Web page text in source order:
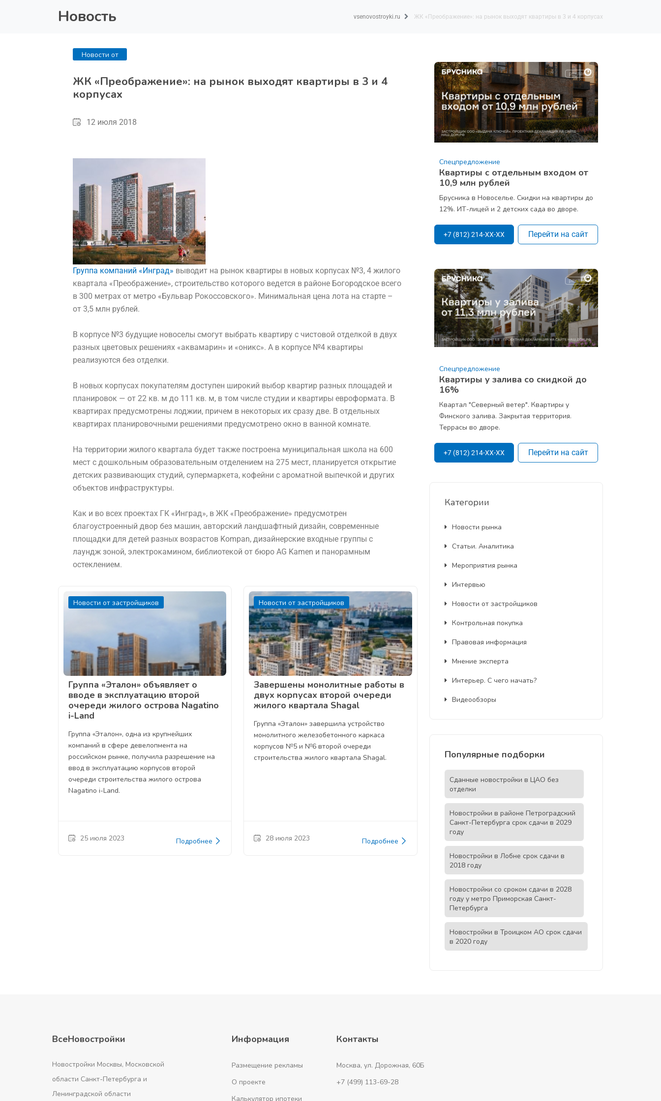
Новость vsenovostroyki.ru ЖК «Преображение»: на рынок выходят квартиры в 3 и 4 корпусах
Новости от
ЖК «Преображение»: на рынок выходят квартиры в 3 и 4
корпусах
12 июля 2018
Группа компаний «Инград» выводит на рынок квартиры в новых корпусах №3, 4 жилого
квартала «Преображение», строительство которого ведется в районе Богородское всего
в 300 метрах от метро «Бульвар Рокоссовского». Минимальная цена лота на старте –
от 3,5 млн рублей.
В корпусе №3 будущие новоселы смогут выбрать квартиру с чистовой отделкой в двух
разных цветовых решениях «аквамарин» и «оникс». А в корпусе №4 квартиры
реализуются без отделки.
В новых корпусах покупателям доступен широкий выбор квартир разных площадей и
планировок — от 22 кв. м до 111 кв. м, в том числе студии и квартиры евроформата. В
квартирах предусмотрены лоджии, причем в некоторых их сразу две. В отдельных
квартирах планировочными решениями предусмотрено окно в ванной комнате.
На территории жилого квартала будет также построена муниципальная школа на 600
мест с дошкольным образовательным отделением на 275 мест, планируется открытие
детских развивающих студий, супермаркета, кофейни с ароматной выпечкой и других
объектов инфраструктуры.
Как и во всех проектах ГК «Инград», в ЖК «Преображение» предусмотрен
благоустроенный двор без машин, авторский ландшафтный дизайн, современные
площадки для детей разных возрастов Kompan, дизайнерские входные группы с
лаундж зоной, электрокамином, библиотекой от бюро AG Kamen и панорамным
остеклением.
Новости от застройщиков
Группа «Эталон» объявляет о
вводе в эксплуатацию второй
очереди жилого острова Nagatino
i-Land
Группа «Эталон», одна из крупнейших
компаний в сфере девелопмента на
российском рынке, получила разрешение на
ввод в эксплуатацию корпусов второй
очереди строительства жилого острова
Nagatino i-Land.
25 июля 2023 Подробнее
Новости от застройщиков
Завершены монолитные работы в
двух корпусах второй очереди
жилого квартала Shagal
Группа «Эталон» завершила устройство
монолитного железобетонного каркаса
корпусов №5 и №6 второй очереди
строительства жилого квартала Shagal.
28 июля 2023 Подробнее
Спецпредложение
Квартиры с отдельным входом от
10,9 млн рублей
Брусника в Новоселье. Скидки на квартиры до
12%. ИТ-лицей и 2 детских сада во дворе.
+7 (812) 214-XX-XX Перейти на сайт
Спецпредложение
Квартиры у залива со скидкой до
16%
Квартал "Северный ветер". Квартиры у
Финского залива. Закрытая территория.
Террасы во дворе.
+7 (812) 214-XX-XX Перейти на сайт
Категории
Новости рынка
Статьи. Аналитика
Мероприятия рынка
Интервью
Новости от застройщиков
Контрольная покупка
Правовая информация
Мнение эксперта
Интерьер. С чего начать?
Видеообзоры
Популярные подборки
Сданные новостройки в ЦАО без
отделки
Новостройки в районе Петроградский
Санкт-Петербурга срок сдачи в 2029
году
Новостройки в Лобне срок сдачи в
2018 году
Новостройки со сроком сдачи в 2028
году у метро Приморская Санкт-
Петербурга
Новостройки в Троицком АО срок сдачи
в 2020 году
ВсеНовостройки
Новостройки Москвы, Московской
области Санкт-Петербурга и
Ленинградской области
Информация
Размещение рекламы
О проекте
Калькулятор ипотеки
Контакты
Москва, ул. Дорожная, 60Б
+7 (499) 113-69-28